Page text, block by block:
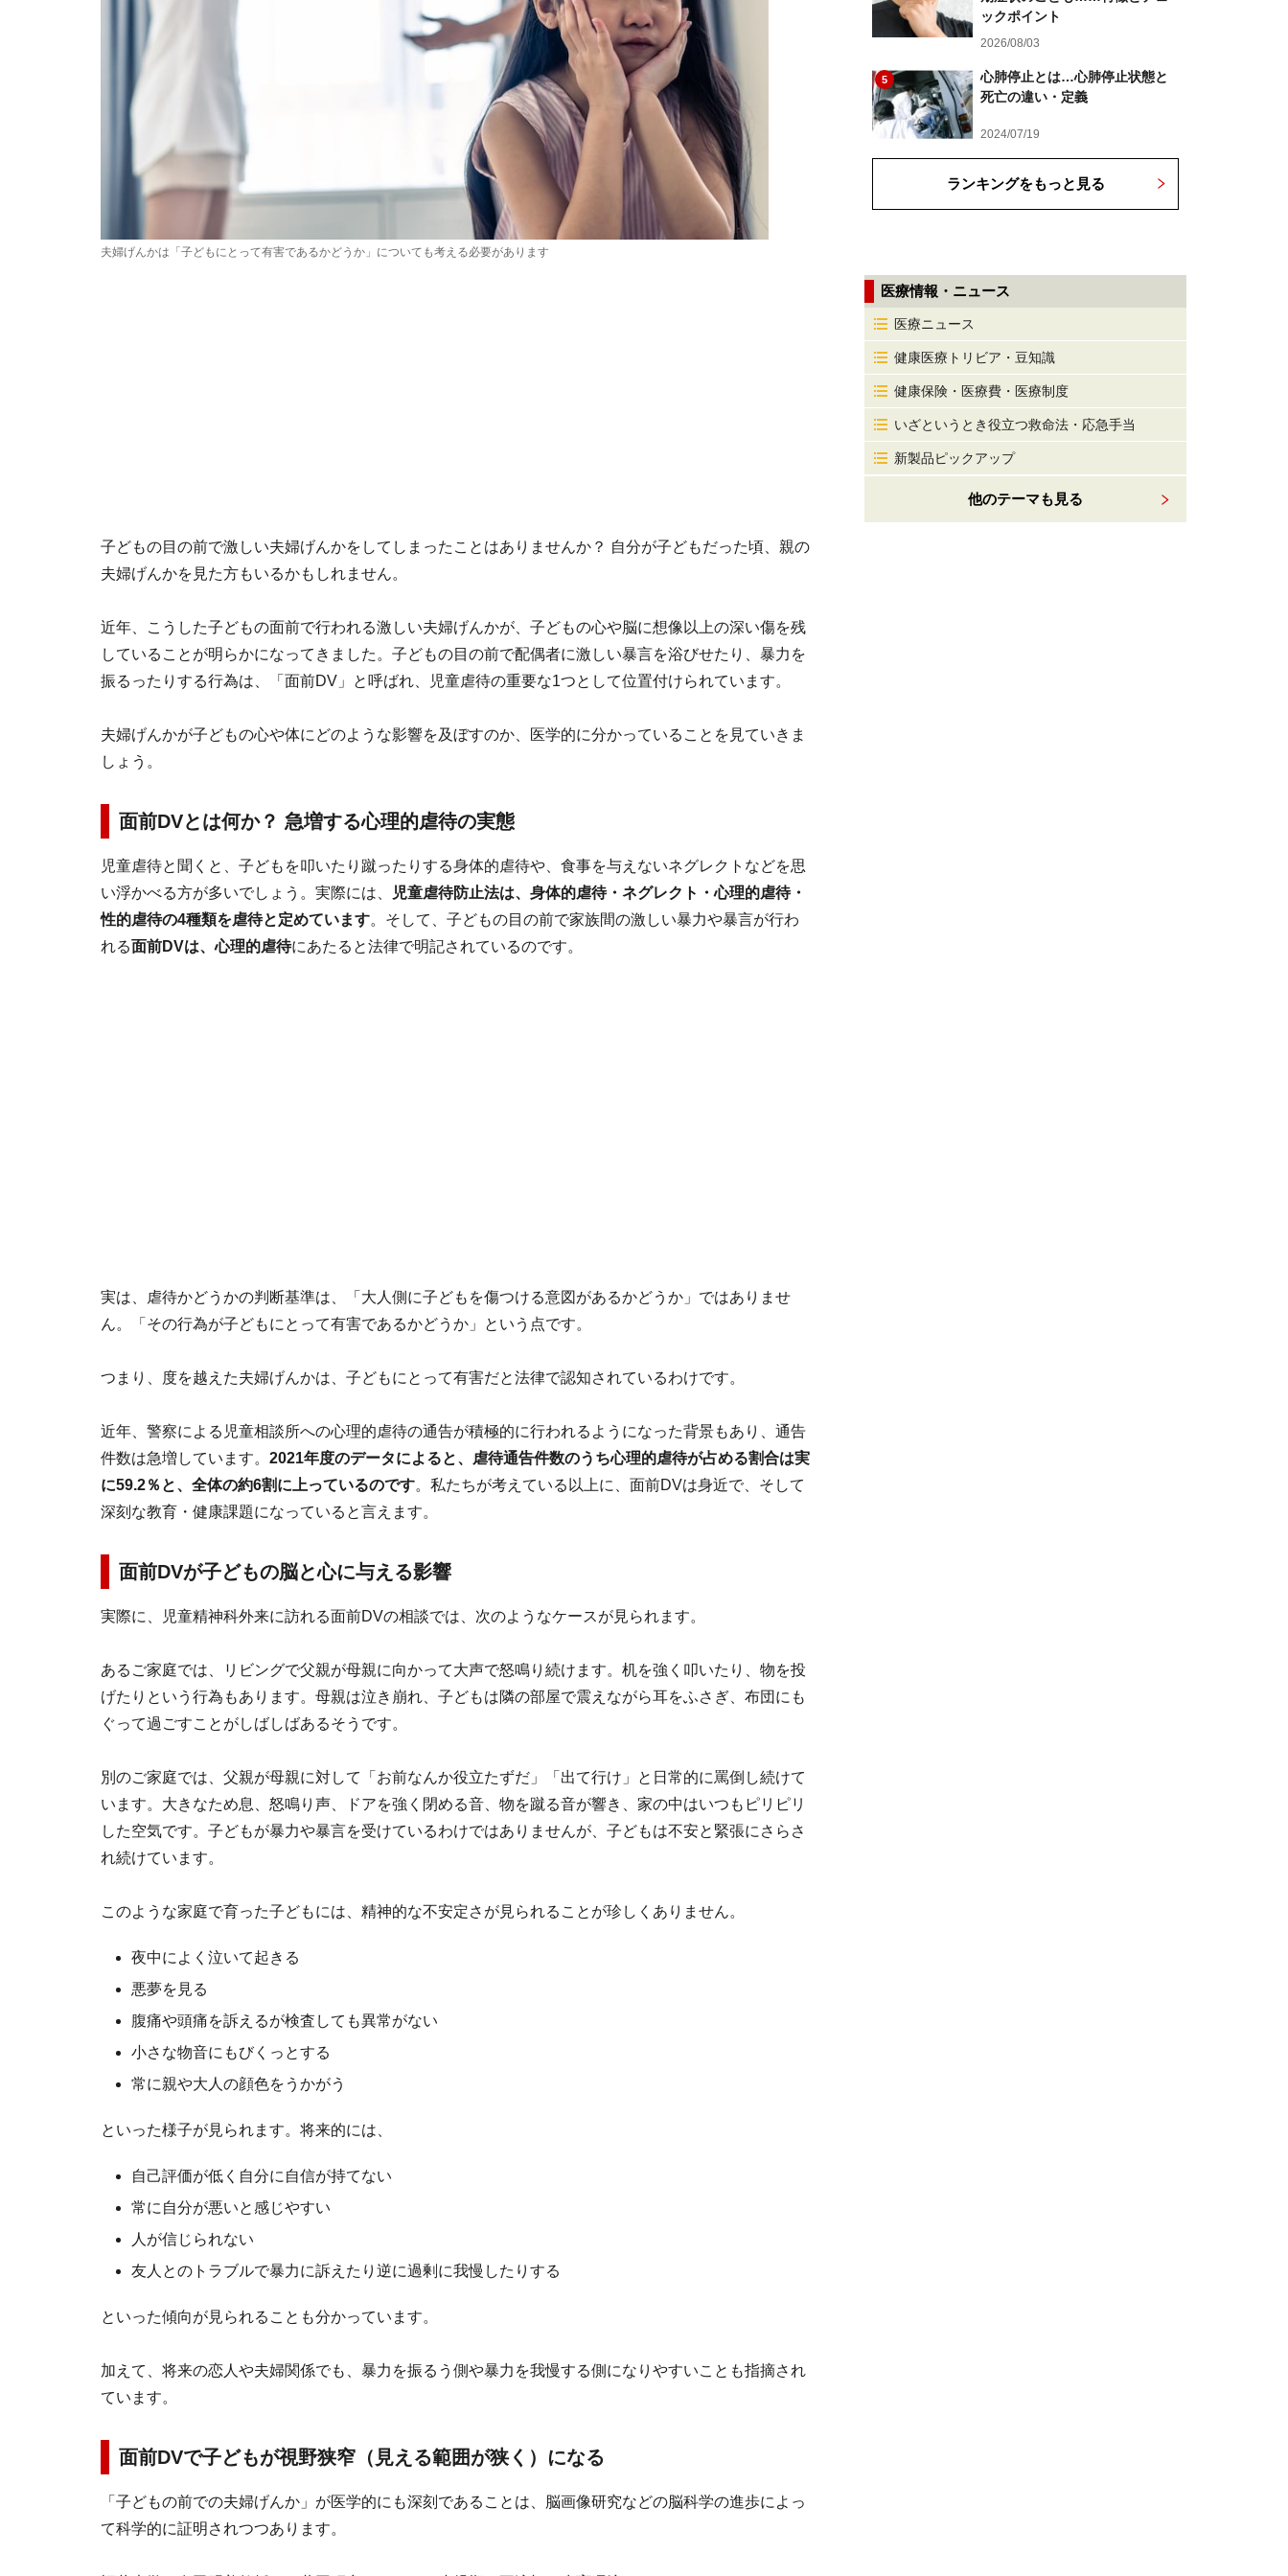
夫婦げんかは「子どもにとって有害であるかどうか」についても考える必要があります
子どもの目の前で激しい夫婦げんかをしてしまったことはありませんか？ 自分が子どもだった頃、親の
夫婦げんかを見た方もいるかもしれません。
近年、こうした子どもの面前で行われる激しい夫婦げんかが、子どもの心や脳に想像以上の深い傷を残
していることが明らかになってきました。子どもの目の前で配偶者に激しい暴言を浴びせたり、暴力を
振るったりする行為は、「面前DV」と呼ばれ、児童虐待の重要な1つとして位置付けられています。
夫婦げんかが子どもの心や体にどのような影響を及ぼすのか、医学的に分かっていることを見ていきま
しょう。
面前DVとは何か？ 急増する心理的虐待の実態
児童虐待と聞くと、子どもを叩いたり蹴ったりする身体的虐待や、食事を与えないネグレクトなどを思
い浮かべる方が多いでしょう。実際には、
児童虐待防止法は、身体的虐待・ネグレクト・心理的虐待・
性的虐待の4種類を虐待と定めています。そして、子どもの目の前で家族間の激しい暴力や暴言が行わ
れる面前DVは、心理的虐待にあたると法律で明記されているのです。
実は、虐待かどうかの判断基準は、「大人側に子どもを傷つける意図があるかどうか」ではありませ
ん。「その行為が子どもにとって有害であるかどうか」という点です。
つまり、度を越えた夫婦げんかは、子どもにとって有害だと法律で認知されているわけです。
近年、警察による児童相談所への心理的虐待の通告が積極的に行われるようになった背景もあり、通告
件数は急増しています。 2021年度のデータによると、虐待通告件数のうち心理的虐待が占める割合は実
に59.2％と、全体の約6割に上っているのです。私たちが考えている以上に、面前DVは身近で、そして
深刻な教育・健康課題になっていると言えます。
面前DVが子どもの脳と心に与える影響
実際に、児童精神科外来に訪れる面前DVの相談では、次のようなケースが見られます。
あるご家庭では、リビングで父親が母親に向かって大声で怒鳴り続けます。机を強く叩いたり、物を投
げたりという行為もあります。母親は泣き崩れ、子どもは隣の部屋で震えながら耳をふさぎ、布団にも
ぐって過ごすことがしばしばあるそうです。
別のご家庭では、父親が母親に対して「お前なんか役立たずだ」「出て行け」と日常的に罵倒し続けて
います。大きなため息、怒鳴り声、ドアを強く閉める音、物を蹴る音が響き、家の中はいつもピリピリ
した空気です。子どもが暴力や暴言を受けているわけではありませんが、子どもは不安と緊張にさらさ
れ続けています。
このような家庭で育った子どもには、精神的な不安定さが見られることが珍しくありません。
夜中によく泣いて起きる
悪夢を見る
腹痛や頭痛を訴えるが検査しても異常がない
小さな物音にもびくっとする
常に親や大人の顔色をうかがう
といった様子が見られます。将来的には、
自己評価が低く自分に自信が持てない
常に自分が悪いと感じやすい
人が信じられない
友人とのトラブルで暴力に訴えたり逆に過剰に我慢したりする
といった傾向が見られることも分かっています。
加えて、将来の恋人や夫婦関係でも、暴力を振るう側や暴力を我慢する側になりやすいことも指摘され
ています。
面前DVで子どもが視野狭窄（見える範囲が狭く）になる
「子どもの前での夫婦げんか」が医学的にも深刻であることは、脳画像研究などの脳科学の進歩によっ
て科学的に証明されつつあります。
ックポイント
2026/08/03
5
心肺停止とは…心肺停止状態と
死亡の違い・定義
2024/07/19
ランキングをもっと見る
医療情報・ニュース
医療ニュース
健康医療トリビア・豆知識
健康保険・医療費・医療制度
いざというとき役立つ救命法・応急手当
新製品ピックアップ
他のテーマも見る